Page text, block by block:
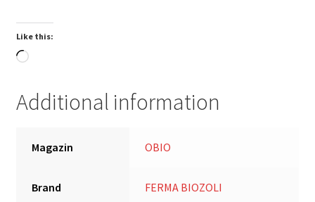
Like this:
Loading…
Additional information
Magazin OBIO
Brand FERMA BIOZOLI